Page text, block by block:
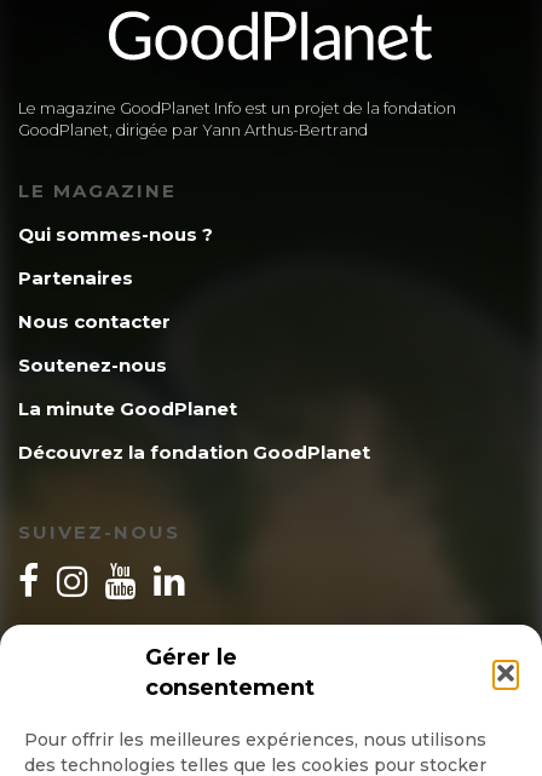
Gérer le
consentement
Pour offrir les meilleures expériences, nous utilisons
des technologies telles que les cookies pour stocker
Le magazine GoodPlanet Info est un projet de la fondation
GoodPlanet, dirigée par Yann Arthus-Bertrand
LE MAGAZINE
Qui sommes-nous ?
Partenaires
Nous contacter
Soutenez-nous
La minute GoodPlanet
Découvrez la fondation GoodPlanet
SUIVEZ-NOUS
INSCRIPTION NEWSLETTER